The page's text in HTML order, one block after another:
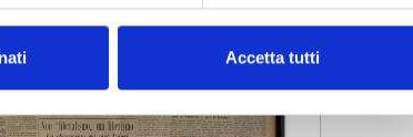
Accetta tutti